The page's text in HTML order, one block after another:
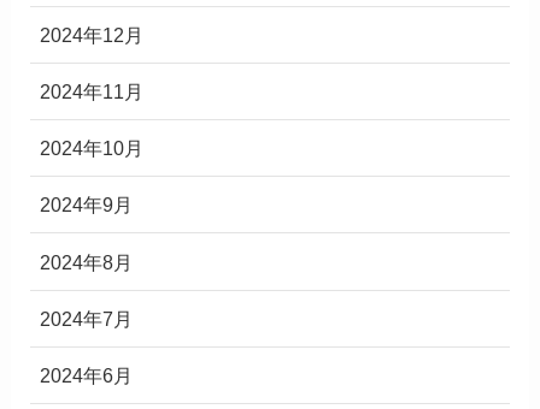
2024年12月
2024年11月
2024年10月
2024年9月
2024年8月
2024年7月
2024年6月